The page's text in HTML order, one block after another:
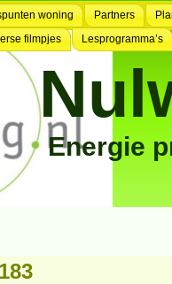
woning Partners
filmpjes Lesprogramma’s
Energie